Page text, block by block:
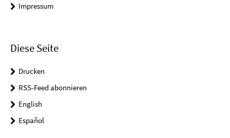
Impressum
Diese Seite
Drucken
RSS-Feed abonnieren
English
Español